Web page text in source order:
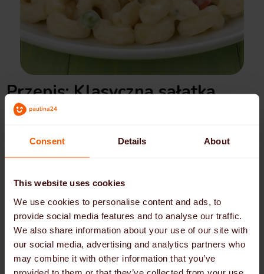
Consent Details About
This website uses cookies
We use cookies to personalise content and ads, to
provide social media features and to analyse our traffic.
We also share information about your use of our site with
our social media, advertising and analytics partners who
may combine it with other information that you’ve
provided to them or that they’ve collected from your use
Przepis: Klasyczna sałatka
makaronowa z majonezem,
groszkiem i papryką
Prawdziwy klasyk na każdym letnim stole: makaron,
chrupiący groszek i kolorowa pokrojona w kostkę
papryka w kremowym sosie z majonezu i świeżych ziół.
Pikantne, sycące i zawsze popularne - idealne na
pikniki lub jako dodatek do grilla.